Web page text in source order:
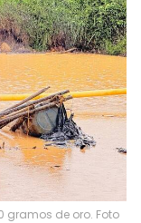
gramos de oro. Foto